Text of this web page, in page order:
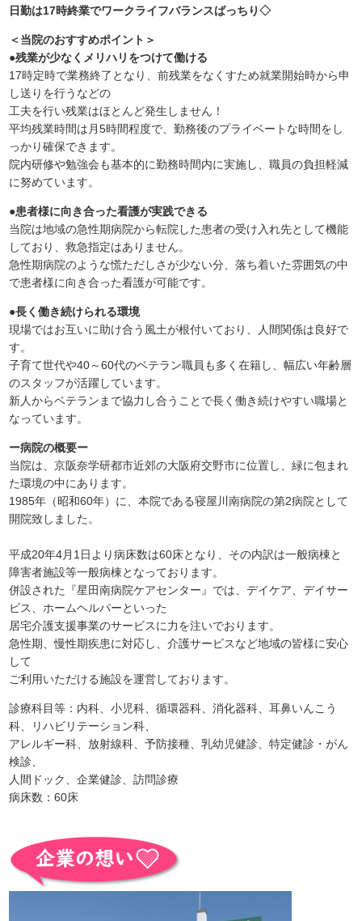
日勤は17時終業でワークライフバランスばっちり◇
＜当院のおすすめポイント＞
●残業が少なくメリハリをつけて働ける
17時定時で業務終了となり、前残業をなくすため就業開始時から申
し送りを行うなどの
工夫を行い残業はほとんど発生しません！
平均残業時間は月5時間程度で、勤務後のプライベートな時間をし
っかり確保できます。
院内研修や勉強会も基本的に勤務時間内に実施し、職員の負担軽減
に努めています。
●患者様に向き合った看護が実践できる
当院は地域の急性期病院から転院した患者の受け入れ先として機能
しており、救急指定はありません。
急性期病院のような慌ただしさが少ない分、落ち着いた雰囲気の中
で患者様に向き合った看護が可能です。
●長く働き続けられる環境
現場ではお互いに助け合う風土が根付いており、人間関係は良好で
す。
子育て世代や40～60代のベテラン職員も多く在籍し、幅広い年齢層
のスタッフが活躍しています。
新人からベテランまで協力し合うことで長く働き続けやすい職場と
なっています。
ー病院の概要ー
当院は、京阪奈学研都市近郊の大阪府交野市に位置し、緑に包まれ
た環境の中にあります。
1985年（昭和60年）に、本院である寝屋川南病院の第2病院として
開院致しました。
平成20年4月1日より病床数は60床となり、その内訳は一般病棟と
障害者施設等一般病棟となっております。
併設された『星田南病院ケアセンター』では、デイケア、デイサー
ビス、ホームヘルパーといった
居宅介護支援事業のサービスに力を注いでおります。
急性期、慢性期疾患に対応し、介護サービスなど地域の皆様に安心
して
ご利用いただける施設を運営しております。
診療科目等：内科、小児科、循環器科、消化器科、耳鼻いんこう
科、リハビリテーション科、
アレルギー科、放射線科、予防接種、乳幼児健診、特定健診・がん
検診、
人間ドック、企業健診、訪問診療
病床数：60床